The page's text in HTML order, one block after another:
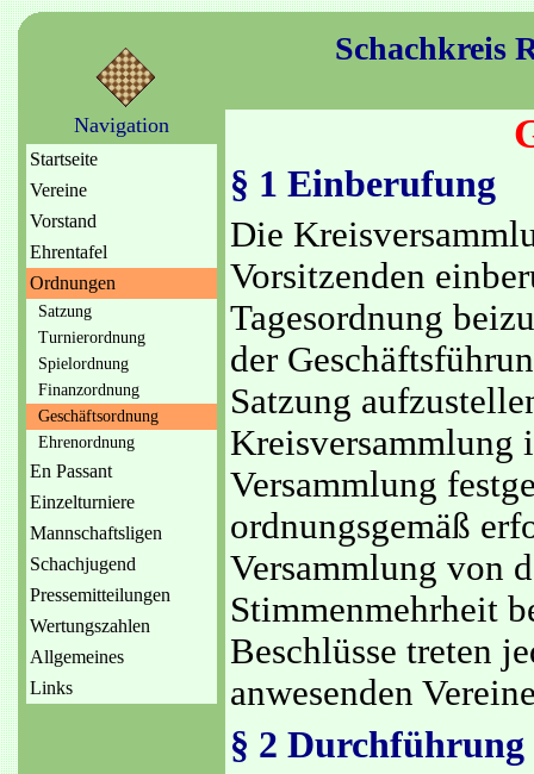
Schachkreis
Navigation
Startseite
Vereine
Vorstand
Ehrentafel
Ordnungen
Satzung
Turnierordnung
Spielordnung
Finanzordnung
Geschäftsordnung
Ehrenordnung
En Passant
Einzelturniere
Mannschaftsligen
Schachjugend
Pressemitteilungen
Wertungszahlen
Allgemeines
Links
§ 1 Einberufung
Die
Vorsitzenden
Tagesordnung
der
Satzung
Kreisversammlung
Versammlung
ordnungsgemäß
Versammlung von
Stimmenmehrheit
Beschlüsse treten
anwesenden
§ 2 Durchführung